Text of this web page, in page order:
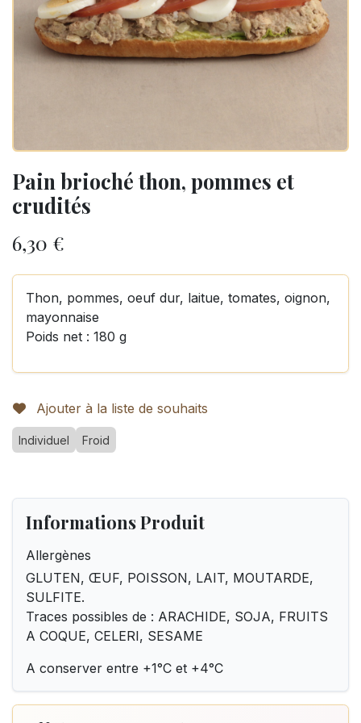
Pain brioché thon, pommes et
crudités
6,30 €
Thon, pommes, oeuf dur, laitue, tomates, oignon,
mayonnaise
Poids net : 180 g
Ajouter à la liste de souhaits
Individuel Froid
Informations Produit
Allergènes
GLUTEN, ŒUF, POISSON, LAIT, MOUTARDE,
SULFITE.
Traces possibles de : ARACHIDE, SOJA, FRUITS
A COQUE, CELERI, SESAME
A conserver entre +1°C et +4°C